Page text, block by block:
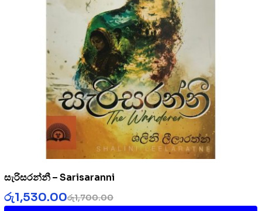
සැරිසරන්නී – Sarisaranni
රු1,700.00
රු1,530.00